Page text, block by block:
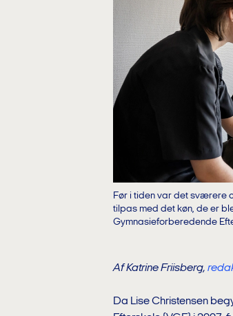
Før i tiden var det sværere
tilpas med det køn, de er
Gymnasieforberedende
Af Katrine Friisberg,
Da Lise Christensen